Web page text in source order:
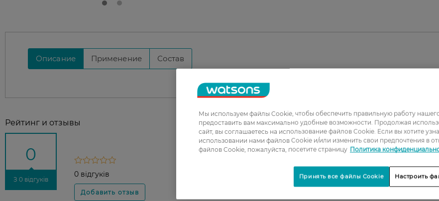
Описание Применение Состав
Рейтинг и отзывы
0
З 0 відгуків
0 відгуків
1
Мы используем файлы Cookie, чтобы обеспечить правильную работу
предоставить вам максимально удобные возможности. Продолжая
сайт, вы соглашаетесь на использование файлов Cookie. Если вы хотите
использовании нами файлов Cookie и/или изменить свои предпочтения в
файлов Cookie, пожалуйста, посетите страницу Политика
Настроить
Принять все файлы Cookie